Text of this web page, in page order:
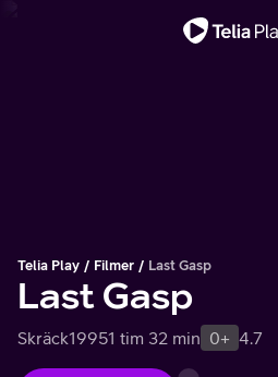
Telia Play Filmer Last Gasp
Last Gasp
Skräck19951 tim 32 min 0+ 4.7